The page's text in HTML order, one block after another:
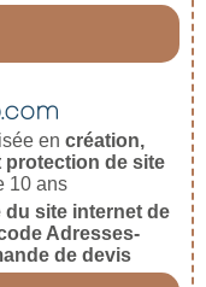
en création,
protection de site
10 ans
du site internet de
Adresses-
de devis